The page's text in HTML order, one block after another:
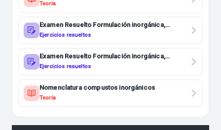
Teoría
Examen Resuelto Formulación inorgánica,
Reacciones químicas y enlaces 4ESO
Ejercicios resueltos
Examen Resuelto Formulación inorgánica,
Reacciones químicas y átomos 4ESO
Ejercicios resueltos
Nomenclatura compustos inorgánicos
Teoría